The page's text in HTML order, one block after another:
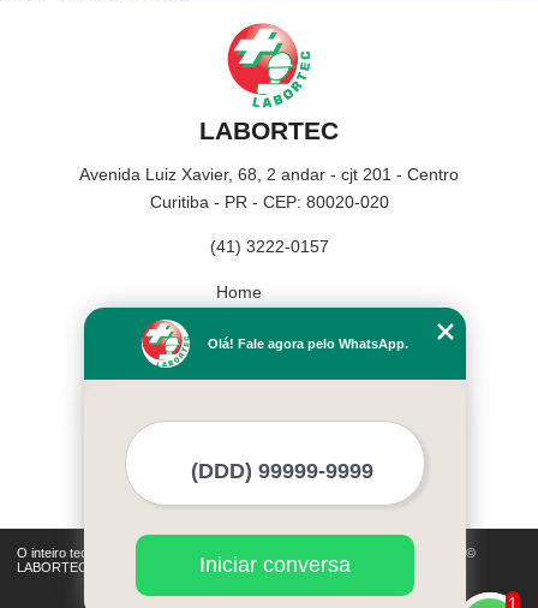
LABORTEC
Avenida Luiz Xavier, 68, 2 andar - cjt 201 - Centro
Curitiba - PR - CEP: 80020-020
(41) 3222-0157
Home
Missão
O inteiro teor deste site está sujeito à proteção de direitos autorais. Copyright©
LABORTEC (Lei 9610 de 19/02/1998)
1
Olá! Fale agora pelo WhatsApp.
Iniciar conversa